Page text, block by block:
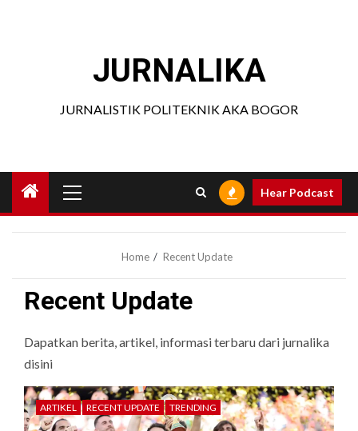
JURNALIKA
JURNALISTIK POLITEKNIK AKA BOGOR
Menu
Hear Podcast
Home Recent Update
Recent Update
Dapatkan berita, artikel, informasi terbaru dari jurnalika
disini
ARTIKEL RECENT UPDATE TRENDING